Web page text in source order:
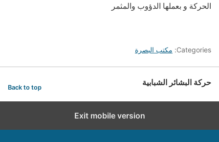
الحركة و بعملها الدؤوب والمثمر
Categories: مكتب البصرة
حركة البشائر الشبابية Back to top
Exit mobile version